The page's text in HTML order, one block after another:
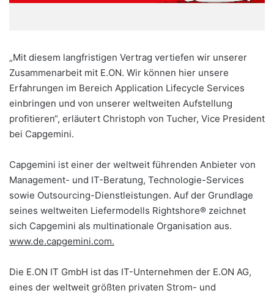
„Mit diesem langfristigen Vertrag vertiefen wir unserer
Zusammenarbeit mit E.ON. Wir können hier unsere
Erfahrungen im Bereich Application Lifecycle Services
einbringen und von unserer weltweiten Aufstellung
profitieren“, erläutert Christoph von Tucher, Vice President
bei Capgemini.
Capgemini ist einer der weltweit führenden Anbieter von
Management- und IT-Beratung, Technologie-Services
sowie Outsourcing-Dienstleistungen. Auf der Grundlage
seines weltweiten Liefermodells Rightshore® zeichnet
sich Capgemini als multinationale Organisation aus.
www.de.capgemini.com.
Die E.ON IT GmbH ist das IT-Unternehmen der E.ON AG,
eines der weltweit größten privaten Strom- und